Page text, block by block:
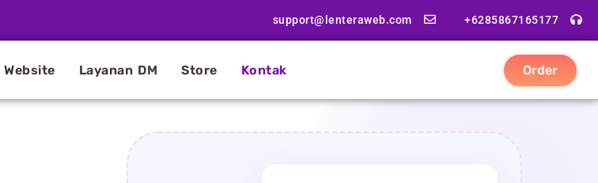
support@lenteraweb.com +6285867165177
Layanan DM Store Kontak Order